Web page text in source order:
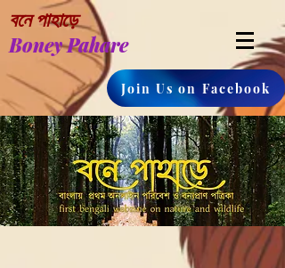
বনে পাহাড়ে
Boney Pahare
Join Us on Facebook